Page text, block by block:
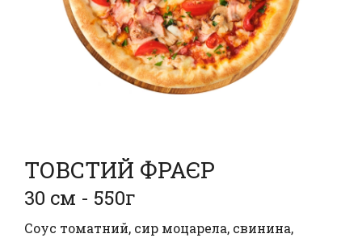
ТОВСТИЙ ФРАЄР
30 см - 550г
Соус томатний, сир моцарела, свинина,